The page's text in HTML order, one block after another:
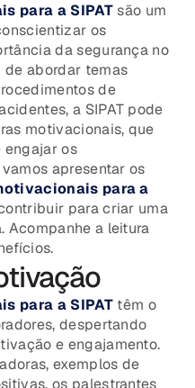
para a SIPATsão um
os
da segurança no
de abordar temas
de
a SIPAT pode
motivacionais, que
os
apresentar os
para a
para criar uma
Acompanhe a leitura
para a SIPATtêm o
despertando
e engajamento.
exemplos de
os palestrantes